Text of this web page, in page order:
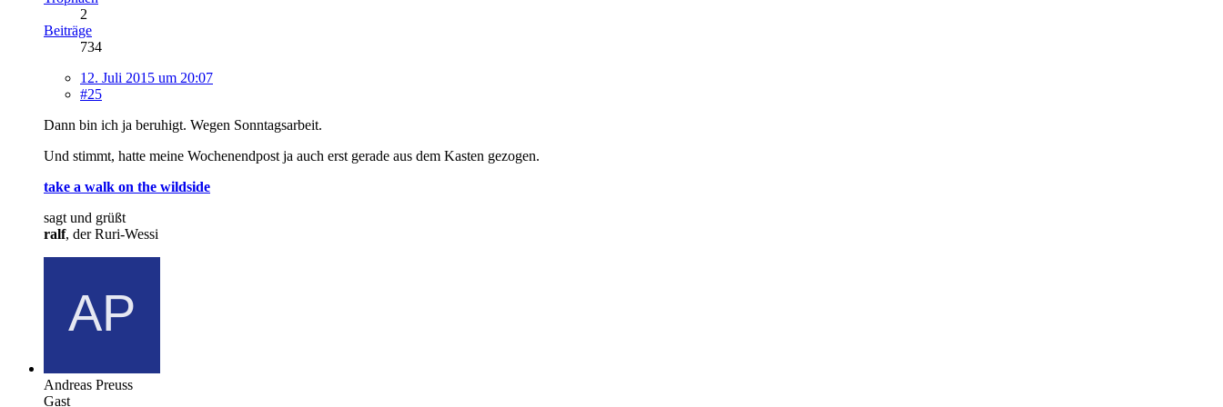
2
Beiträge
734
12. Juli 2015 um 20:07
#25
Dann bin ich ja beruhigt. Wegen Sonntagsarbeit.
Und stimmt, hatte meine Wochenendpost ja auch erst gerade aus dem Kasten gezogen.
take a walk on the wildside
sagt und grüßt
ralf, der Ruri-Wessi
Andreas Preuss
Gast